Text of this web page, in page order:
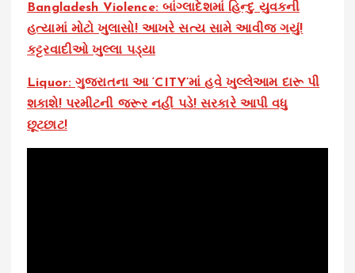
Bangladesh Violence: બાંગ્લાદેશમાં હિન્દુ યુવકની
હત્યામાં મોટો ખુલાસો! આખરે સત્ય સામે આવીજ ગયું!
કટ્ટરવાદીઓ ખુલ્લા પડ્યા
Liquor: ગુજરાતના આ ‘CITY’માં હવે ખુલ્લેઆમ દારૂ પી
શકાશે! પરમીટની જરૂર નહીં પડે! સરકારે આપી વધુ
છૂટછાટ!